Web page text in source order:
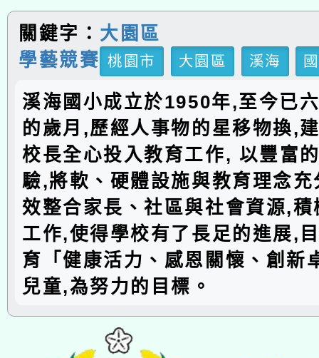
關鍵字： 大園區
學藝競賽 桃園市 大園區 溪海
溪海國小成立於1950年,至今已
的歲月,歷經人事物的星移物換,
校長全心投入教育工作, 以豐富
驗,將軟、硬體設施與教育理念
效整合家長、社區與社會資源,
工作,使得學校有了長足的進展,
育「健康活力、感恩關懷、創新
兒童,為努力的目標。